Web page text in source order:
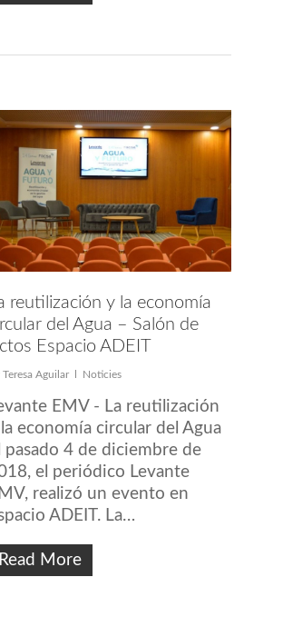
reutilización y la economía
del Agua – Salón de
Espacio ADEIT
Teresa Aguilar Noticies
EMV - La reutilización
economía circular del Agua
pasado 4 de diciembre de
el periódico Levante
realizó un evento en
ADEIT. La…
Read More